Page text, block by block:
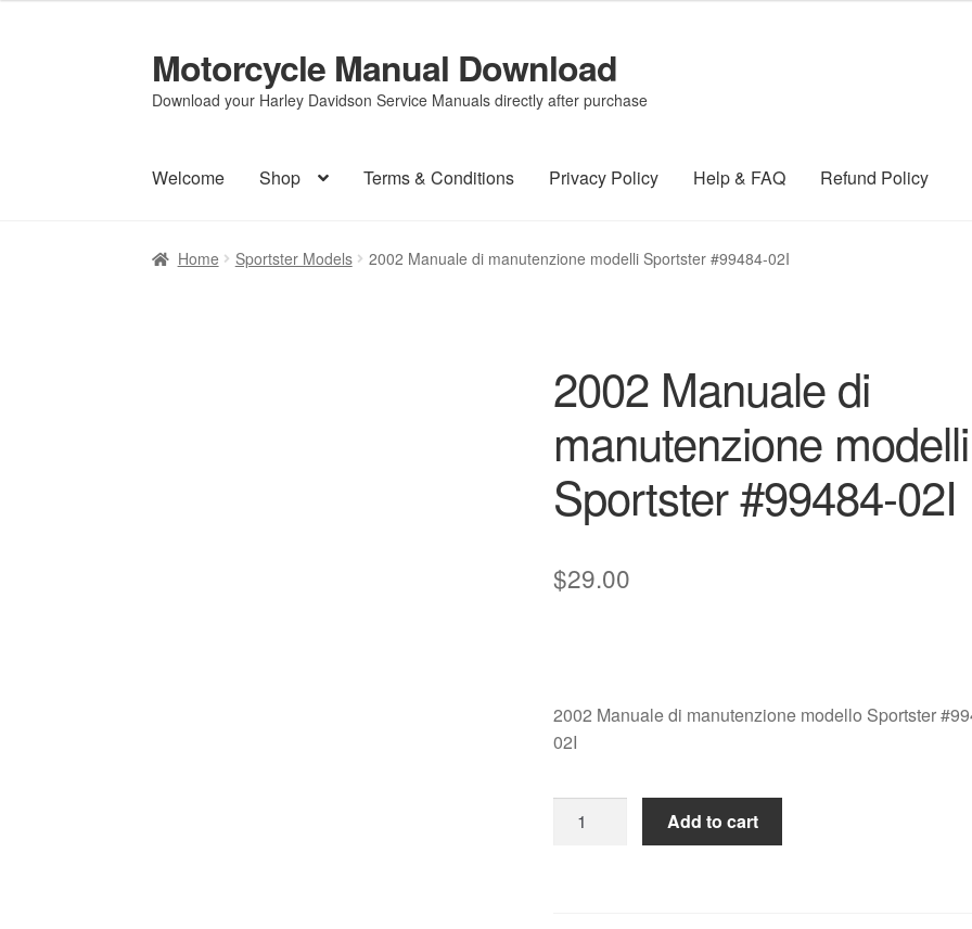
Skip
to
navigation
Skip
to
content
Motorcycle Manual Download
Download your Harley Davidson Service Manuals directly after purchase
Welcome Shop Terms & Conditions Privacy Policy Help & FAQ Refund Policy
Home Sportster Models 2002 Manuale di manutenzione modelli Sportster #99484-02I
2002 Manuale di
manutenzione modelli
Sportster #99484-02I
$29.00
2002 Manuale di manutenzione modello Sportster
02I
2002
Add to cart